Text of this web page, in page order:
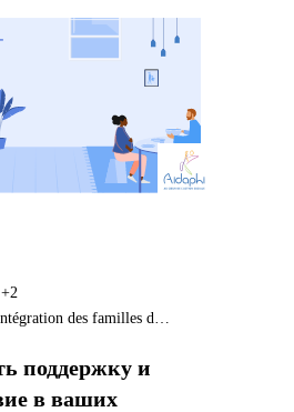
поддержку и
в ваших
+2